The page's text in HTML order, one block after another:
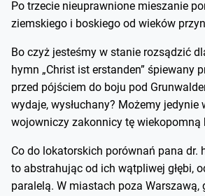
Po trzecie nieuprawnione mieszanie
ziemskiego i boskiego od wieków
Bo czyż jesteśmy w stanie rozsądzić
hymn „Christ ist erstanden” śpiewany
przed pójściem do boju pod
wydaje, wysłuchany? Możemy jedynie
wojowniczy zakonnicy tę wiekopomną
Co do lokatorskich porównań pana dr.
to abstrahując od ich wątpliwej głębi,
paralelą. W miastach poza Warszawą,